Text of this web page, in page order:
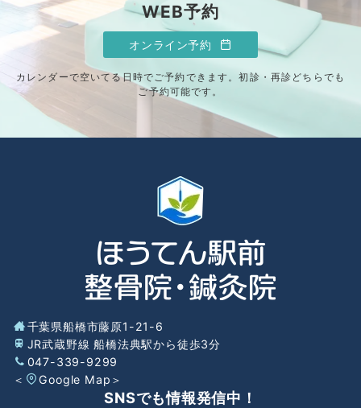
WEB予約
オンライン予約
カレンダーで空いてる日時でご予約できます。初診・再診どちらでも
ご予約可能です。
千葉県船橋市藤原1-21-6
JR武蔵野線 船橋法典駅から徒歩3分
047-339-9299
＜
Google Map ＞
SNSでも情報発信中！